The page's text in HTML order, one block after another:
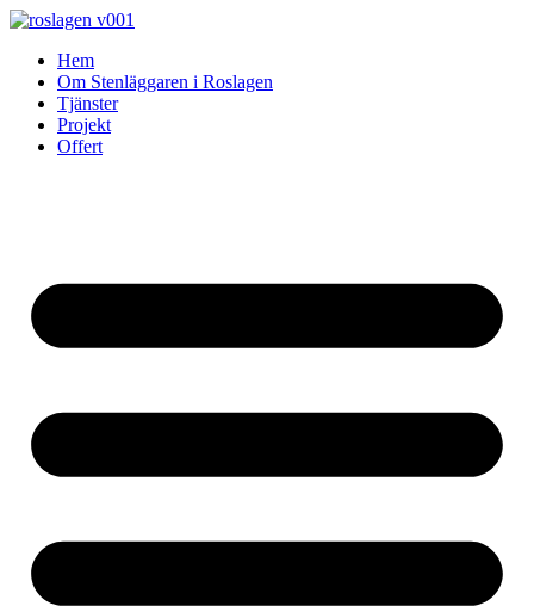
Skip
contentHem
Om Stenläggaren i Roslagen
Tjänster
Projekt
Offert